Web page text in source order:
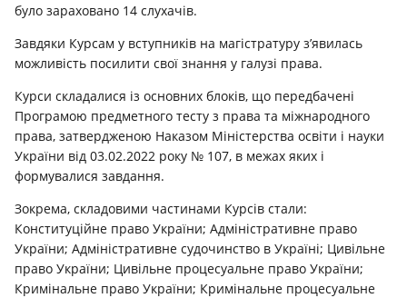
було зараховано 14 слухачів.
Завдяки Курсам у вступників на магістратуру з’явилась
можливість посилити свої знання у галузі права.
Курси складалися із основних блоків, що передбачені
Програмою предметного тесту з права та міжнародного
права, затвердженою Наказом Міністерства освіти і науки
України від 03.02.2022 року № 107, в межах яких і
формувалися завдання.
Зокрема, складовими частинами Курсів стали:
Конституційне право України; Адміністративне право
України; Адміністративне судочинство в Україні; Цивільне
право України; Цивільне процесуальне право України;
Кримінальне право України; Кримінальне процесуальне